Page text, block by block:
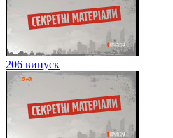
206 випуск